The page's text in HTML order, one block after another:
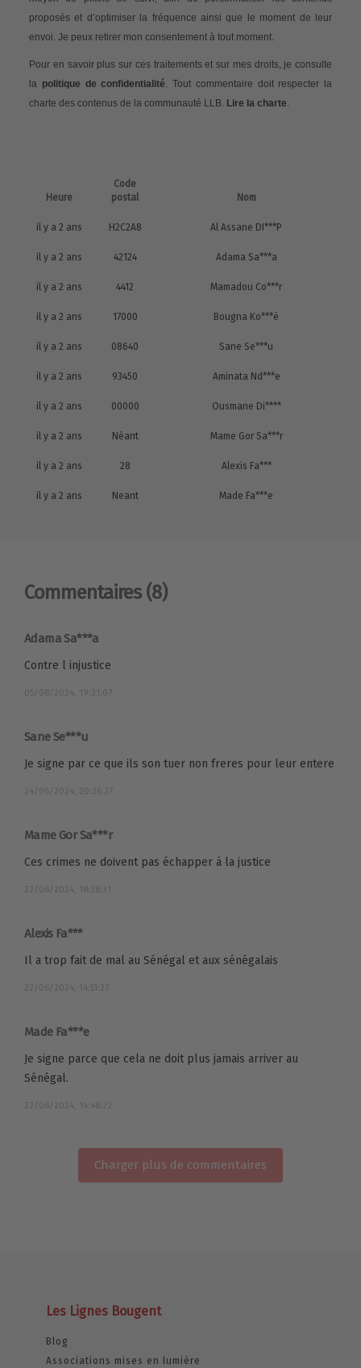
proposés et d’optimiser la fréquence ainsi que le moment de leur
envoi. Je peux retirer mon consentement à tout moment.
Pour en savoir plus sur ces traitements et sur mes droits, je consulte
la politique de confidentialité. Tout commentaire doit respecter la
charte des contenus de la communauté LLB. Lire la charte.
Heure
Code
postal
Nom
il y a 2 ans H2C2A8 Al Assane DI***P
il y a 2 ans 42124 Adama Sa***a
il y a 2 ans 4412 Mamadou Co***r
il y a 2 ans 17000 Bougna Ko***é
il y a 2 ans 08640 Sane Se***u
il y a 2 ans 93450 Aminata Nd***e
il y a 2 ans 00000 Ousmane Di****
il y a 2 ans Néant Mame Gor Sa***r
il y a 2 ans 28 Alexis Fa***
il y a 2 ans Neant Made Fa***e
Commentaires (8)
Adama Sa***a
Contre l injustice
05/08/2024, 19:31:07
Sane Se***u
Je signe par ce que ils son tuer non freres pour leur entere
24/06/2024, 20:26:27
Mame Gor Sa***r
Ces crimes ne doivent pas échapper à la justice
22/06/2024, 18:38:31
Alexis Fa***
Il a trop fait de mal au Sénégal et aux sénégalais
22/06/2024, 14:51:27
Made Fa***e
Je signe parce que cela ne doit plus jamais arriver au
Sénégal.
22/06/2024, 14:48:22
Charger plus de commentaires
Les Lignes Bougent
Blog
Associations mises en lumière